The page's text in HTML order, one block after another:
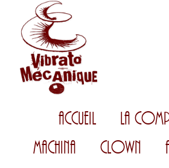
Accueil La
Machina
Clown